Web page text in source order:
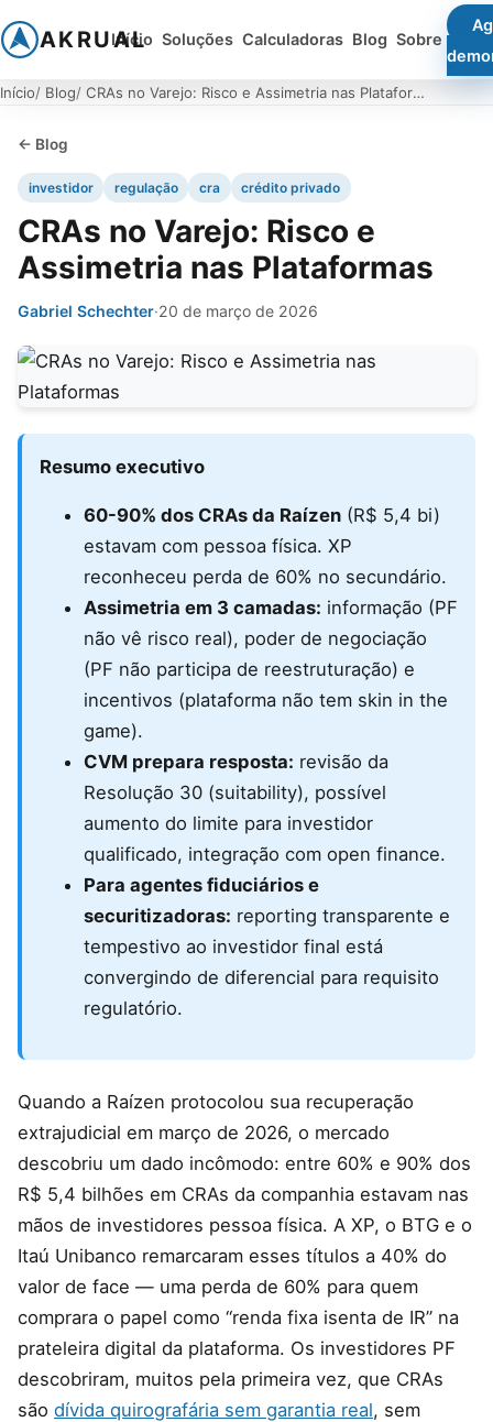
AKRUAL
Início Soluções Calculadoras Blog Sobre
Início Blog CRAs no Varejo: Risco e Assimetria nas Plataformas
← Blog
investidor regulação cra crédito privado
CRAs no Varejo: Risco e
Assimetria nas Plataformas
Gabriel Schechter·20 de março de 2026
Resumo executivo
60-90% dos CRAs da Raízen (R$ 5,4 bi)
estavam com pessoa física. XP
reconheceu perda de 60% no secundário.
Assimetria em 3 camadas: informação (PF
não vê risco real), poder de negociação
(PF não participa de reestruturação) e
incentivos (plataforma não tem skin in the
game).
CVM prepara resposta: revisão da
Resolução 30 (suitability), possível
aumento do limite para investidor
qualificado, integração com open finance.
Para agentes fiduciários e
securitizadoras: reporting transparente e
tempestivo ao investidor final está
convergindo de diferencial para requisito
regulatório.
Quando a Raízen protocolou sua recuperação
extrajudicial em março de 2026, o mercado
descobriu um dado incômodo: entre 60% e 90% dos
R$ 5,4 bilhões em CRAs da companhia estavam nas
mãos de investidores pessoa física. A XP, o BTG e o
Itaú Unibanco remarcaram esses títulos a 40% do
valor de face — uma perda de 60% para quem
comprara o papel como “renda fixa isenta de IR” na
prateleira digital da plataforma. Os investidores PF
descobriram, muitos pela primeira vez, que CRAs
são dívida quirografária sem garantia real, sem